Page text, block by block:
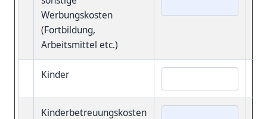
Werbungskosten
(Fortbildung,
Arbeitsmittel etc.)
Kinder
Kinderbetreuungskosten